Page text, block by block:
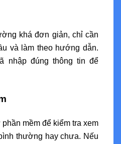
khá đơn giản, chỉ cần
và làm theo hướng dẫn.
nhập đúng thông tin để
mềm để kiểm tra xem
thường hay chưa. Nếu